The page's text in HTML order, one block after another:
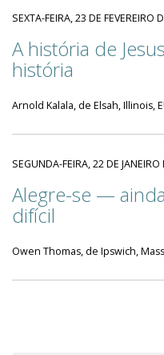
SEXTA-FEIRA, 23 DE FEVEREIRO
A história de
história
Arnold Kalala, de Elsah, Illinois,
SEGUNDA-FEIRA, 22 DE
Alegre-se —
difícil
Owen Thomas, de Ipswich,